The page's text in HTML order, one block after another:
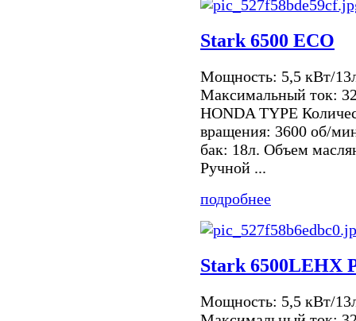
Stark 6500 ECO
Мощность: 5,5 кВт/
Максимальный ток:
HONDA TYPE
вращения: 3600 об/
бак: 18л. Объем
Ручной ...
подробнее
Stark 6500LEHX
Мощность: 5,5 кВт/